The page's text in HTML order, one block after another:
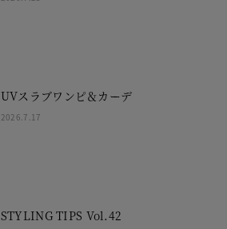
UVスラブワンピ＆カーデ
2026.7.17
STYLING TIPS Vol.42